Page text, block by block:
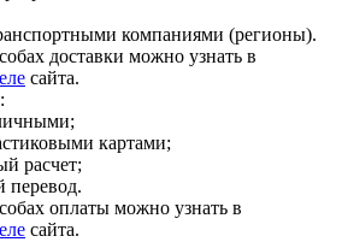
компаниями (регионы).
доставки можно узнать в
сайта.
картами;
расчет;
перевод.
оплаты можно узнать в
сайта.